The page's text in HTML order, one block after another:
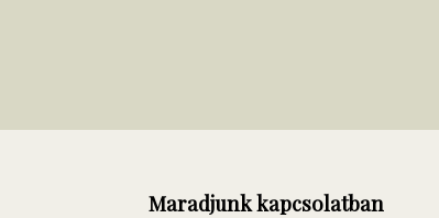
Maradjunk kapcsolatban